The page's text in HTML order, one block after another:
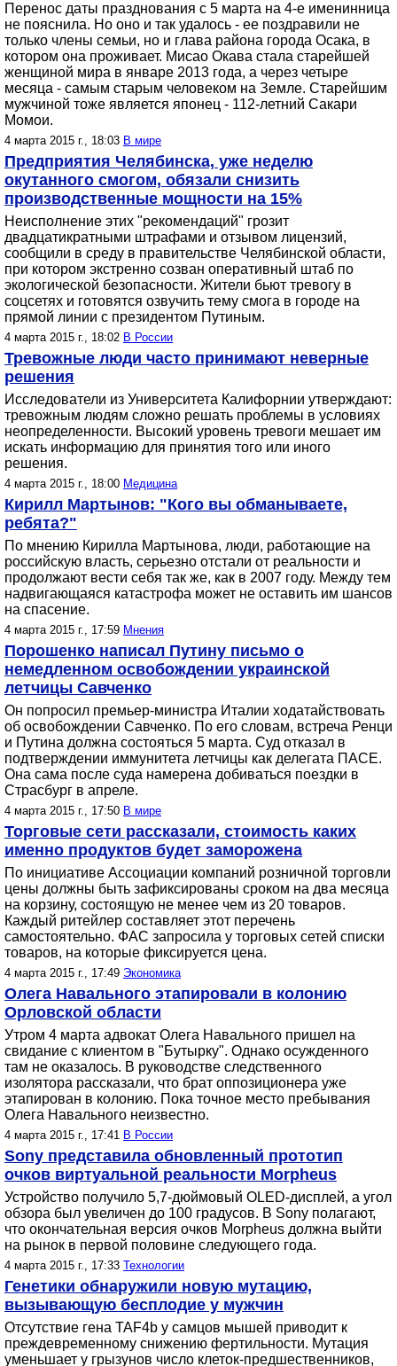
Перенос даты празднования с 5 марта на 4-е именинница
не пояснила. Но оно и так удалось - ее поздравили не
только члены семьи, но и глава района города Осака, в
котором она проживает. Мисао Окава стала старейшей
женщиной мира в январе 2013 года, а через четыре
месяца - самым старым человеком на Земле. Старейшим
мужчиной тоже является японец - 112-летний Сакари
Момои.
4 марта 2015 г., 18:03 В мире
Предприятия Челябинска, уже неделю
окутанного смогом, обязали снизить
производственные мощности на 15%
Неисполнение этих "рекомендаций" грозит
двадцатикратными штрафами и отзывом лицензий,
сообщили в среду в правительстве Челябинской области,
при котором экстренно созван оперативный штаб по
экологической безопасности. Жители бьют тревогу в
соцсетях и готовятся озвучить тему смога в городе на
прямой линии с президентом Путиным.
4 марта 2015 г., 18:02 В России
Тревожные люди часто принимают неверные
решения
Исследователи из Университета Калифорнии утверждают:
тревожным людям сложно решать проблемы в условиях
неопределенности. Высокий уровень тревоги мешает им
искать информацию для принятия того или иного
решения.
4 марта 2015 г., 18:00 Медицина
Кирилл Мартынов: "Кого вы обманываете,
ребята?"
По мнению Кирилла Мартынова, люди, работающие на
российскую власть, серьезно отстали от реальности и
продолжают вести себя так же, как в 2007 году. Между тем
надвигающаяся катастрофа может не оставить им шансов
на спасение.
4 марта 2015 г., 17:59 Мнения
Порошенко написал Путину письмо о
немедленном освобождении украинской
летчицы Савченко
Он попросил премьер-министра Италии ходатайствовать
об освобождении Савченко. По его словам, встреча Ренци
и Путина должна состояться 5 марта. Суд отказал в
подтверждении иммунитета летчицы как делегата ПАСЕ.
Она сама после суда намерена добиваться поездки в
Страсбург в апреле.
4 марта 2015 г., 17:50 В мире
Торговые сети рассказали, стоимость каких
именно продуктов будет заморожена
По инициативе Ассоциации компаний розничной торговли
цены должны быть зафиксированы сроком на два месяца
на корзину, состоящую не менее чем из 20 товаров.
Каждый ритейлер составляет этот перечень
самостоятельно. ФАС запросила у торговых сетей списки
товаров, на которые фиксируется цена.
4 марта 2015 г., 17:49 Экономика
Олега Навального этапировали в колонию
Орловской области
Утром 4 марта адвокат Олега Навального пришел на
свидание с клиентом в "Бутырку". Однако осужденного
там не оказалось. В руководстве следственного
изолятора рассказали, что брат оппозиционера уже
этапирован в колонию. Пока точное место пребывания
Олега Навального неизвестно.
4 марта 2015 г., 17:41 В России
Sony представила обновленный прототип
очков виртуальной реальности Morpheus
Устройство получило 5,7-дюймовый OLED-дисплей, а угол
обзора был увеличен до 100 градусов. В Sony полагают,
что окончательная версия очков Morpheus должна выйти
на рынок в первой половине следующего года.
4 марта 2015 г., 17:33 Технологии
Генетики обнаружили новую мутацию,
вызывающую бесплодие у мужчин
Отсутствие гена TAF4b у самцов мышей приводит к
преждевременному снижению фертильности. Мутация
уменьшает у грызунов число клеток-предшественников,